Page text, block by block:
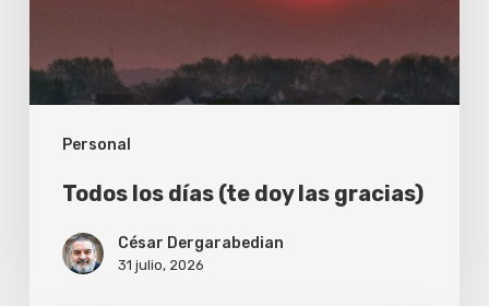
Personal
Todos los días (te doy las gracias)
César Dergarabedian
31 julio, 2026